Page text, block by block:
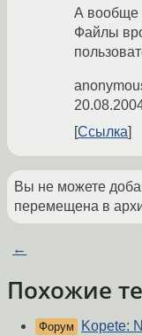
А вообще
Файлы
Ссылка
Вы не можете
перемещена в
←
Похожие
Форум Kopete: